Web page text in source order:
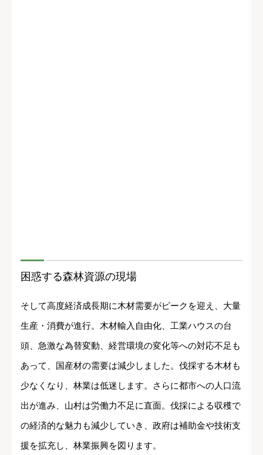
困惑する森林資源の現場
そして高度経済成長期に木材需要がピークを迎え、大量
生産・消費が進行。木材輸入自由化、工業ハウスの台
頭、急激な為替変動、経営環境の変化等への対応不足も
あって、国産材の需要は減少しました。伐採する木材も
少なくなり、林業は低迷します。さらに都市への人口流
出が進み、山村は労働力不足に直面。伐採による収穫で
の経済的な魅力も減少していき、政府は補助金や技術支
援を拡充し、林業振興を図ります。